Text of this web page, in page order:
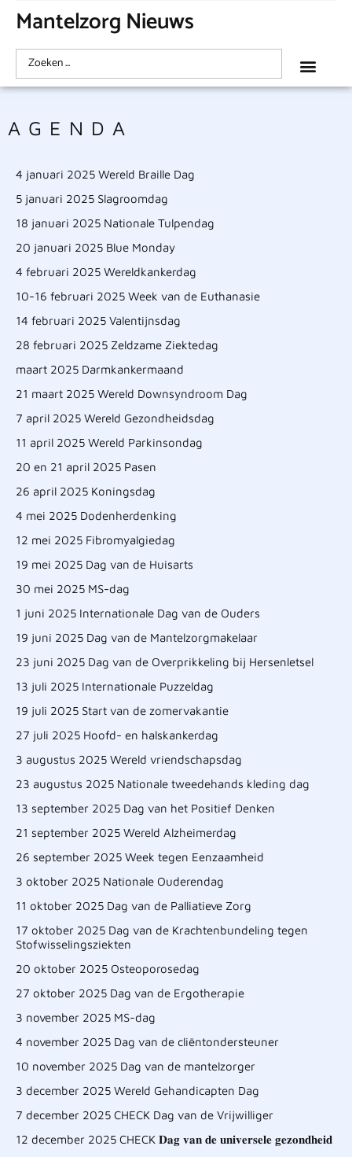
Mantelzorg Nieuws
AGENDA
4 januari 2025 Wereld Braille Dag
5 januari 2025 Slagroomdag
18 januari 2025 Nationale Tulpendag
20 januari 2025 Blue Monday
4 februari 2025 Wereldkankerdag
10-16 februari 2025 Week van de Euthanasie
14 februari 2025 Valentijnsdag
28 februari 2025 Zeldzame Ziektedag
maart 2025 Darmkankermaand
21 maart 2025 Wereld Downsyndroom Dag
7 april 2025 Wereld Gezondheidsdag
11 april 2025 Wereld Parkinsondag
20 en 21 april 2025 Pasen
26 april 2025 Koningsdag
4 mei 2025 Dodenherdenking
12 mei 2025 Fibromyalgiedag
19 mei 2025 Dag van de Huisarts
30 mei 2025 MS-dag
1 juni 2025 Internationale Dag van de Ouders
19 juni 2025 Dag van de Mantelzorgmakelaar
23 juni 2025 Dag van de Overprikkeling bij Hersenletsel
13 juli 2025 Internationale Puzzeldag
19 juli 2025 Start van de zomervakantie
27 juli 2025 Hoofd- en halskankerdag
3 augustus 2025 Wereld vriendschapsdag
23 augustus 2025 Nationale tweedehands kleding dag
13 september 2025 Dag van het Positief Denken
21 september 2025 Wereld Alzheimerdag
26 september 2025 Week tegen Eenzaamheid
3 oktober 2025 Nationale Ouderendag
11 oktober 2025 Dag van de Palliatieve Zorg
17 oktober 2025 Dag van de Krachtenbundeling tegen
Stofwisselingsziekten
20 oktober 2025 Osteoporosedag
27 oktober 2025 Dag van de Ergotherapie
3 november 2025 MS-dag
4 november 2025 Dag van de cliëntondersteuner
10 november 2025 Dag van de mantelzorger
3 december 2025 Wereld Gehandicapten Dag
7 december 2025 CHECK Dag van de Vrijwilliger
12 december 2025 CHECK 𝐃𝐚𝐠 𝐯𝐚𝐧 𝐝𝐞 𝐮𝐧𝐢𝐯𝐞𝐫𝐬𝐞𝐥𝐞 𝐠𝐞𝐳𝐨𝐧𝐝𝐡𝐞𝐢𝐝